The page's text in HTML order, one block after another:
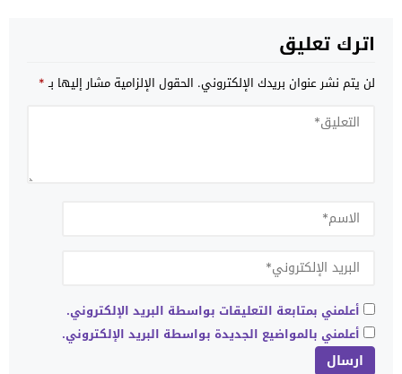
اترك تعليق
لن يتم نشر عنوان بريدك الإلكتروني. الحقول الإلزامية مشار إليها بـ*
أعلمني بمتابعة التعليقات بواسطة البريد الإلكتروني.
أعلمني بالمواضيع الجديدة بواسطة البريد الإلكتروني.